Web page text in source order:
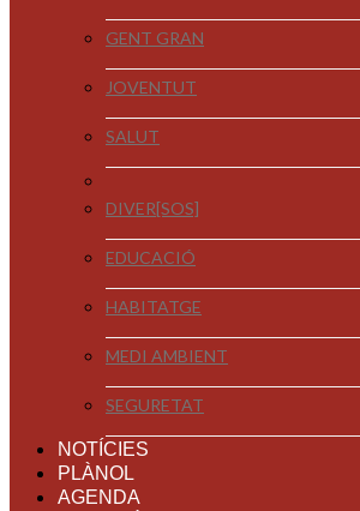
GENT GRAN
JOVENTUT
SALUT
DIVER[SOS]
EDUCACIÓ
HABITATGE
MEDI AMBIENT
SEGURETAT
NOTÍCIES
PLÀNOL
AGENDA